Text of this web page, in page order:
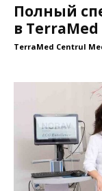
Полный
в TerraMed
TerraMed Centrul